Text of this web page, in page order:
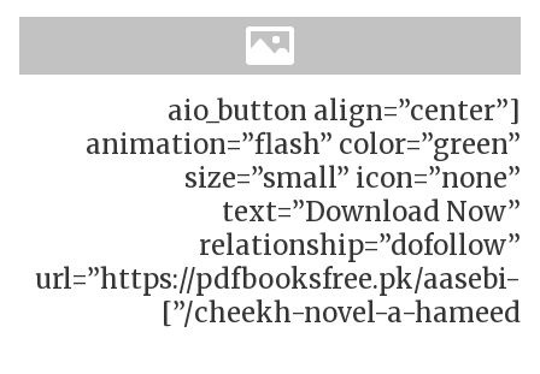
[aio_button align=”center”
animation=”flash” color=”green”
size=”small” icon=”none”
text=”Download Now”
relationship=”dofollow”
url=”https://pdfbooksfree.pk/aasebi-
cheekh-novel-a-hameed/”]